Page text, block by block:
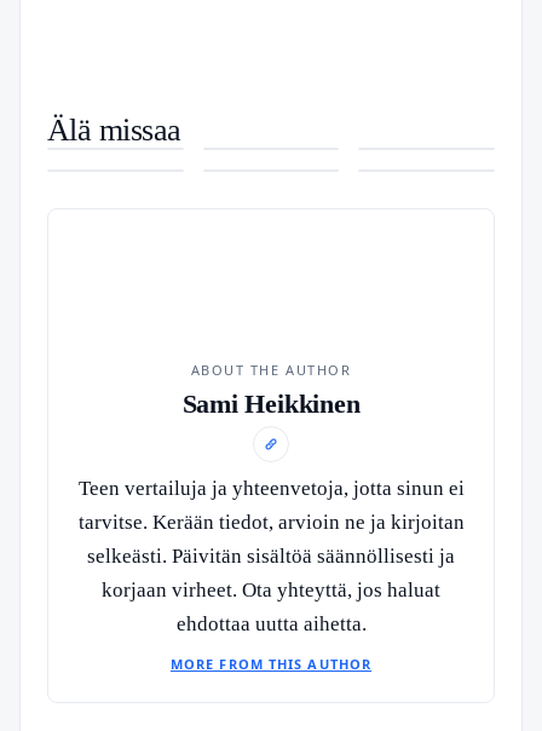
Älä missaa
elokuva –
Michael Bayn
Kuinka
nopeasti
York –
– Muunna
ABOUT THE AUTHOR
Sami Heikkinen
Teen vertailuja ja yhteenvetoja, jotta sinun ei
tarvitse. Kerään tiedot, arvioin ne ja kirjoitan
selkeästi. Päivitän sisältöä säännöllisesti ja
korjaan virheet. Ota yhteyttä, jos haluat
ehdottaa uutta aihetta.
MORE FROM THIS AUTHOR